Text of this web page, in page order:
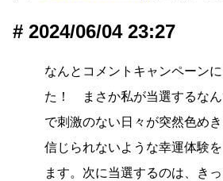
2024/06/04 23:27
なんとコメントキャンペーン
た！ まさか私が当選する
で刺激のない日々が突然色め
信じられないような幸運体験
ます。次に当選するのは、き